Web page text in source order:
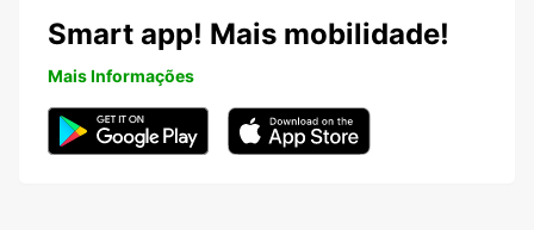
Smart app! Mais mobilidade!
Mais Informações